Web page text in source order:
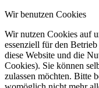
Wir benutzen Cookies
Wir nutzen Cookies auf
essenziell für den
diese Website und die
Cookies). Sie können
zulassen möchten. Bitte